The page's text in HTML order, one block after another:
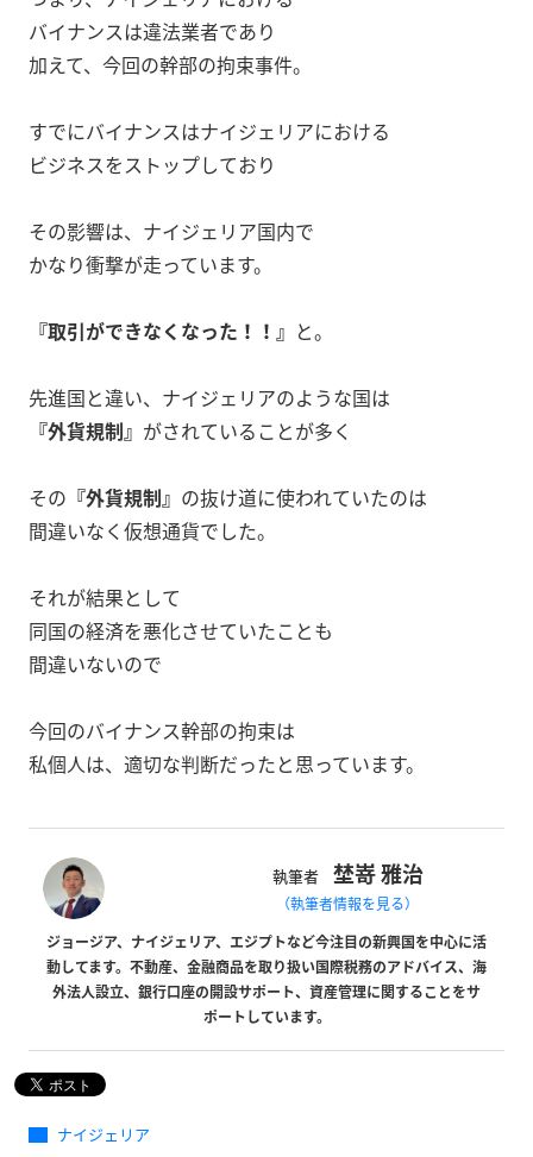
バイナンスは違法業者であり
加えて、今回の幹部の拘束事件。
すでにバイナンスはナイジェリアにおける
ビジネスをストップしており
その影響は、ナイジェリア国内で
かなり衝撃が走っています。
『取引ができなくなった！！』 と。
先進国と違い、ナイジェリアのような国は
『外貨規制』 がされていることが多く
その 『外貨規制』 の抜け道に使われていたのは
間違いなく仮想通貨でした。
それが結果として
同国の経済を悪化させていたことも
間違いないので
今回のバイナンス幹部の拘束は
私個人は、適切な判断だったと思っています。
執筆者 埜嵜 雅治
（執筆者情報を見る）
ジョージア、ナイジェリア、エジプトなど今注目の新興国を中心に活
動してます。不動産、金融商品を取り扱い国際税務のアドバイス、海
外法人設立、銀行口座の開設サポート、資産管理に関することをサ
ポートしています。
ナイジェリア